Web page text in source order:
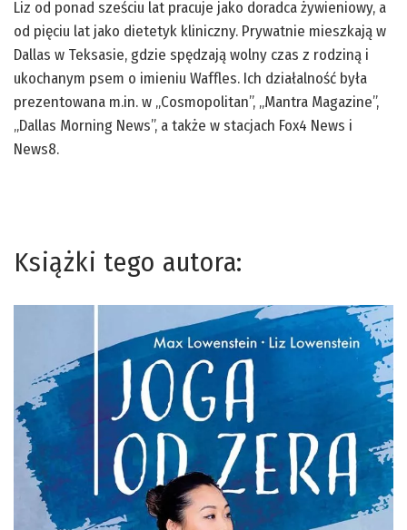
Liz od ponad sześciu lat pracuje jako doradca żywieniowy, a
od pięciu lat jako dietetyk kliniczny. Prywatnie mieszkają w
Dallas w Teksasie, gdzie spędzają wolny czas z rodziną i
ukochanym psem o imieniu Waffles. Ich działalność była
prezentowana m.in. w „Cosmopolitan”, „Mantra Magazine”,
„Dallas Morning News”, a także w stacjach Fox4 News i
News8.
Książki tego autora: